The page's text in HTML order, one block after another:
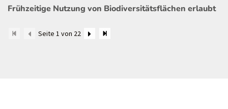
Frühzeitige Nutzung von Biodiversitätsflächen erlaubt
Seite 1 von 22